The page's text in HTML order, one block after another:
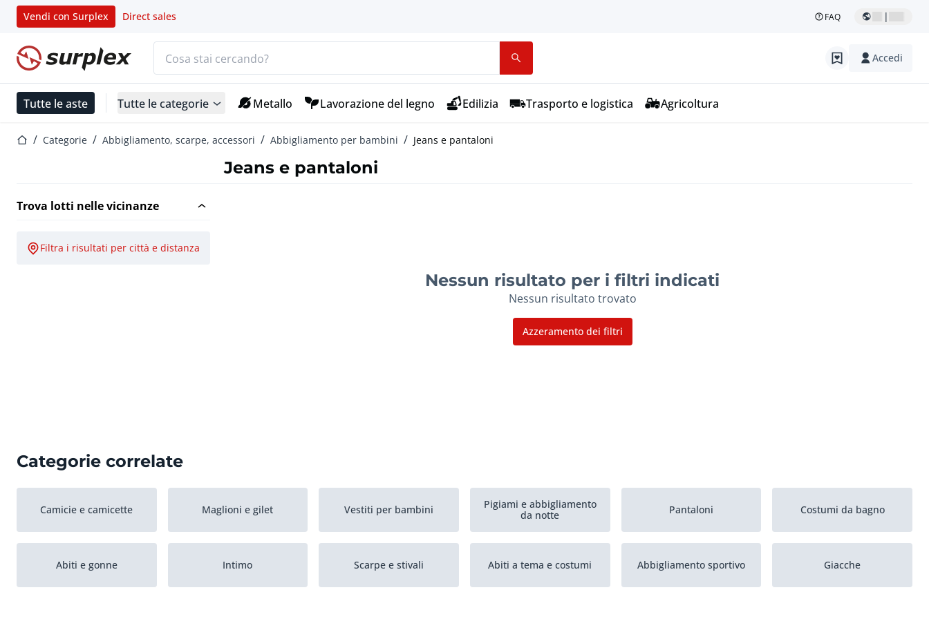
Vendi con Surplex Direct sales FAQ |
Home Accedi
Tutte le aste Tutte le categorie Metallo Lavorazione del legno Edilizia Trasporto e logistica Agricoltura
Home Categorie Abbigliamento, scarpe, accessori Abbigliamento per bambini Jeans e pantaloni
Jeans e pantaloni
Trova lotti nelle vicinanze
Filtra i risultati per città e distanza
Nessun risultato per i filtri indicati
Nessun risultato trovato
Azzeramento dei filtri
Categorie correlate
Camicie e camicette Maglioni e gilet Vestiti per bambini
Pigiami e abbigliamento
da notte
Pantaloni Costumi da bagno
Abiti e gonne Intimo Scarpe e stivali Abiti a tema e costumi Abbigliamento sportivo Giacche